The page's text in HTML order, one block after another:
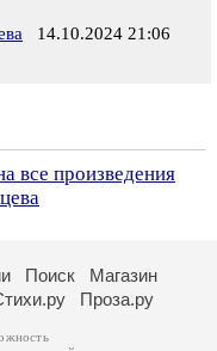
14.10.2024 21:06
все произведения
Поиск
Магазин
Проза.ру